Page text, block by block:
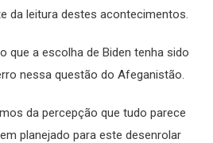
da leitura destes acontecimentos.
que a escolha de Biden tenha sido
nessa questão do Afeganistão.
da percepção que tudo parece
planejado para este desenrolar